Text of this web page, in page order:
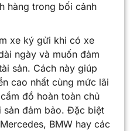
hàng trong bối cảnh
xe ký gửi khi có xe
ngày và muốn đảm
sản. Cách này giúp
cao nhất cùng mức lãi
đồ hoàn toàn chủ
đảm bảo. Đặc biệt
BMW hay các